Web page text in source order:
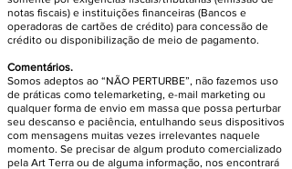
notas fiscais) e instituições financeiras (Bancos e
operadoras de cartões de crédito) para concessão de
crédito ou disponibilização de meio de pagamento.
Comentários.
Somos adeptos ao “NÃO PERTURBE”, não fazemos uso
de práticas como telemarketing, e-mail marketing ou
qualquer forma de envio em massa que possa perturbar
seu descanso e paciência, entulhando seus dispositivos
com mensagens muitas vezes irrelevantes naquele
momento. Se precisar de algum produto comercializado
pela Art Terra ou de alguma informação, nos encontrará